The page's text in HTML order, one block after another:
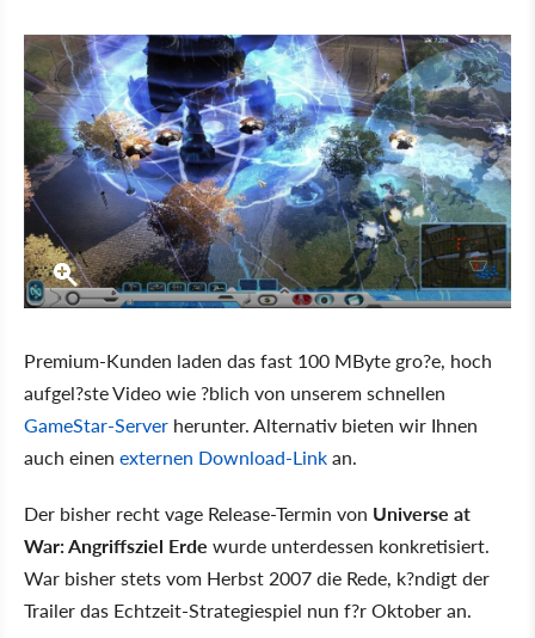
Premium-Kunden laden das fast 100 MByte gro?e, hoch
aufgel?ste Video wie ?blich von unserem schnellen
GameStar-Server herunter. Alternativ bieten wir Ihnen
auch einen externen Download-Linkan.
Der bisher recht vage Release-Termin von Universe at
War: Angriffsziel Erde wurde unterdessen konkretisiert.
War bisher stets vom Herbst 2007 die Rede, k?ndigt der
Trailer das Echtzeit-Strategiespiel nun f?r Oktober an.